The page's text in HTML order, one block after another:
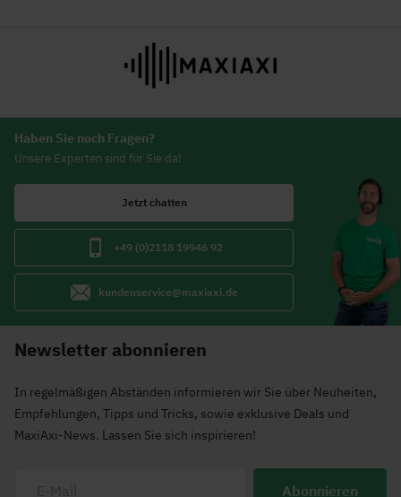
Haben Sie noch Fragen?
Unsere Experten sind für Sie da!
Jetzt chatten
+49 (0)2118 19946 92
kundenservice@maxiaxi.de
Newsletter abonnieren
In regelmäßigen Abständen informieren wir Sie über Neuheiten,
Empfehlungen, Tipps und Tricks, sowie exklusive Deals und
MaxiAxi-News. Lassen Sie sich inspirieren!
Abonnieren